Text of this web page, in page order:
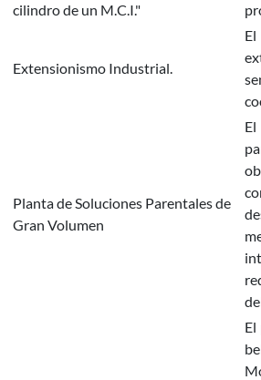
cilindro de un M.C.I."
Extensionismo Industrial.
Planta de Soluciones Parentales de
Gran Volumen
El